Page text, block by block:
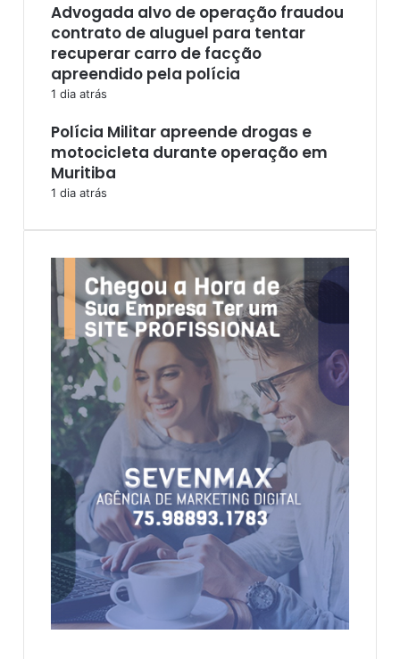
Advogada alvo de operação fraudou
contrato de aluguel para tentar
recuperar carro de facção
apreendido pela polícia
1 dia atrás
Polícia Militar apreende drogas e
motocicleta durante operação em
Muritiba
1 dia atrás